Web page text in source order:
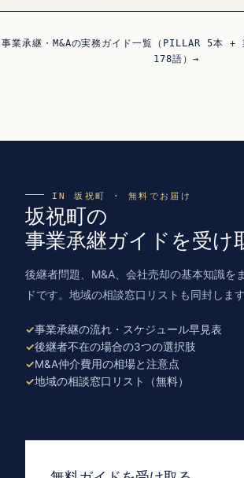
事業承継・M&Aの実務ガイド一覧（PILLAR 5本
178語）→
IN 坂祝町 · 無料でお届け
坂祝町の
事業承継ガイドを受け
後継者問題、M&A、会社売却の基本知識を
ドです。地域の相談窓口リストも同封します
事業承継の流れ・スケジュール早見表
後継者不在の場合の3つの選択肢
M&A仲介費用の相場と注意点
地域の相談窓口リスト（無料）